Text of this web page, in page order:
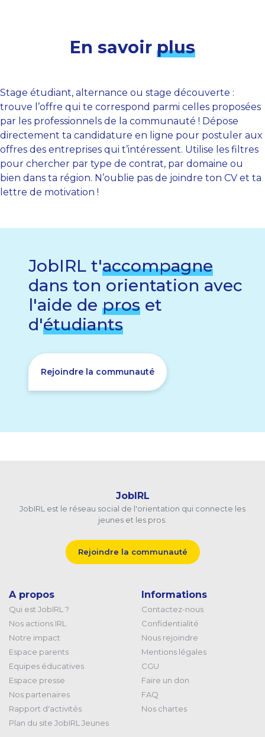
En savoir plus
Stage étudiant, alternance ou stage découverte :
trouve l’offre qui te correspond parmi celles proposées
par les professionnels de la communauté ! Dépose
directement ta candidature en ligne pour postuler aux
offres des entreprises qui t’intéressent. Utilise les filtres
pour chercher par type de contrat, par domaine ou
bien dans ta région. N’oublie pas de joindre ton CV et ta
lettre de motivation !
JobIRL t'accompagne
dans ton orientation avec
l'aide de pros et
d'étudiants
Rejoindre la communauté
JobIRL
JobIRL est le réseau social de l'orientation qui connecte les
jeunes et les pros.
Rejoindre la communauté
A propos
Qui est JobIRL ?
Nos actions IRL
Notre impact
Espace parents
Equipes éducatives
Espace presse
Nos partenaires
Rapport d'activités
Plan du site JobIRL Jeunes
Informations
Contactez-nous
Confidentialité
Nous rejoindre
Mentions légales
CGU
Faire un don
FAQ
Nos chartes